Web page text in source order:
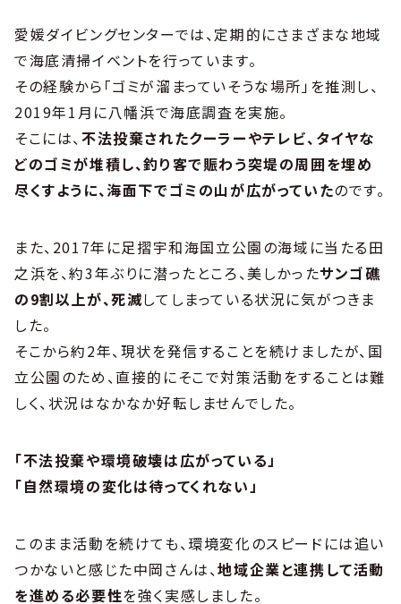
愛媛ダイビングセンターでは、定期的にさまざまな地域
で海底清掃イベントを行っています。
その経験から「ゴミが溜まっていそうな場所」を推測し、
2019年1月に八幡浜で海底調査を実施。
そこには、不法投棄されたクーラーやテレビ、タイヤな
どのゴミが堆積し、釣り客で賑わう突堤の周囲を埋め
尽くすように、海面下でゴミの山が広がっていたのです。
また、2017年に足摺宇和海国立公園の海域に当たる田
之浜を、約3年ぶりに潜ったところ、美しかったサンゴ礁
の9割以上が、死滅してしまっている状況に気がつきま
した。
そこから約2年、現状を発信することを続けましたが、国
立公園のため、直接的にそこで対策活動をすることは難
しく、状況はなかなか好転しませんでした。
「不法投棄や環境破壊は広がっている」
「自然環境の変化は待ってくれない」
このまま活動を続けても、環境変化のスピードには追い
つかないと感じた中岡さんは、地域企業と連携して活動
を進める必要性を強く実感しました。